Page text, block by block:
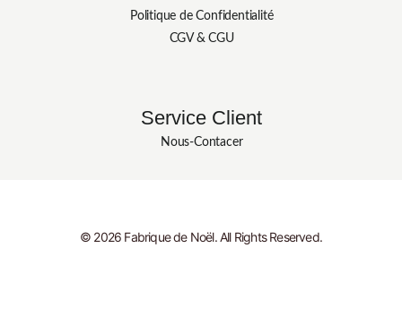
Politique de Confidentialité
CGV & CGU
Service Client
Nous-Contacer
© 2026 Fabrique de Noël. All Rights Reserved.